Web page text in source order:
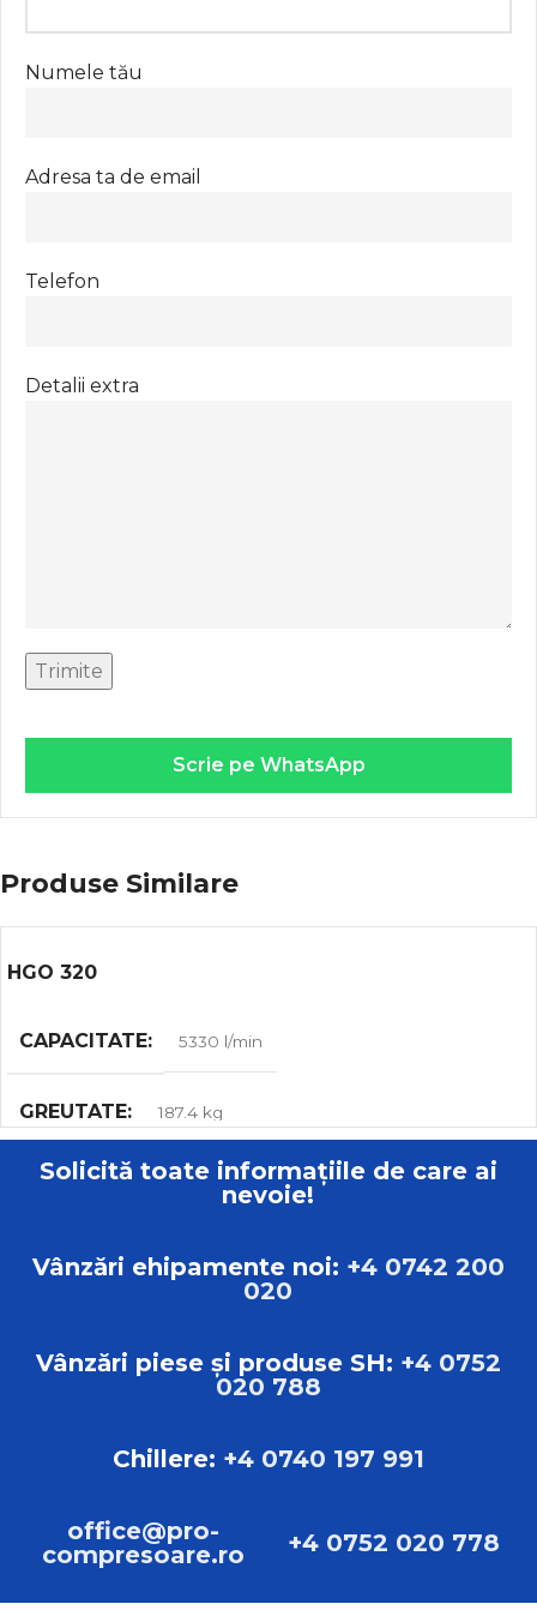
Numele tău
Adresa ta de email
Telefon
Detalii extra
Scrie pe WhatsApp
Produse Similare
HGO 320
CAPACITATE 5330 l/min
GREUTATE 187.4 kg
TIP Uscatoare cu uscator
MARCA ATS
Solicită toate informațiile de care ai
nevoie!
Vânzări ehipamente noi: +4 0742 200
020
Vânzări piese și produse SH: +4 0752
020 788
Chillere: +4 0740 197 991
office@pro-
compresoare.ro
+4 0752 020 778